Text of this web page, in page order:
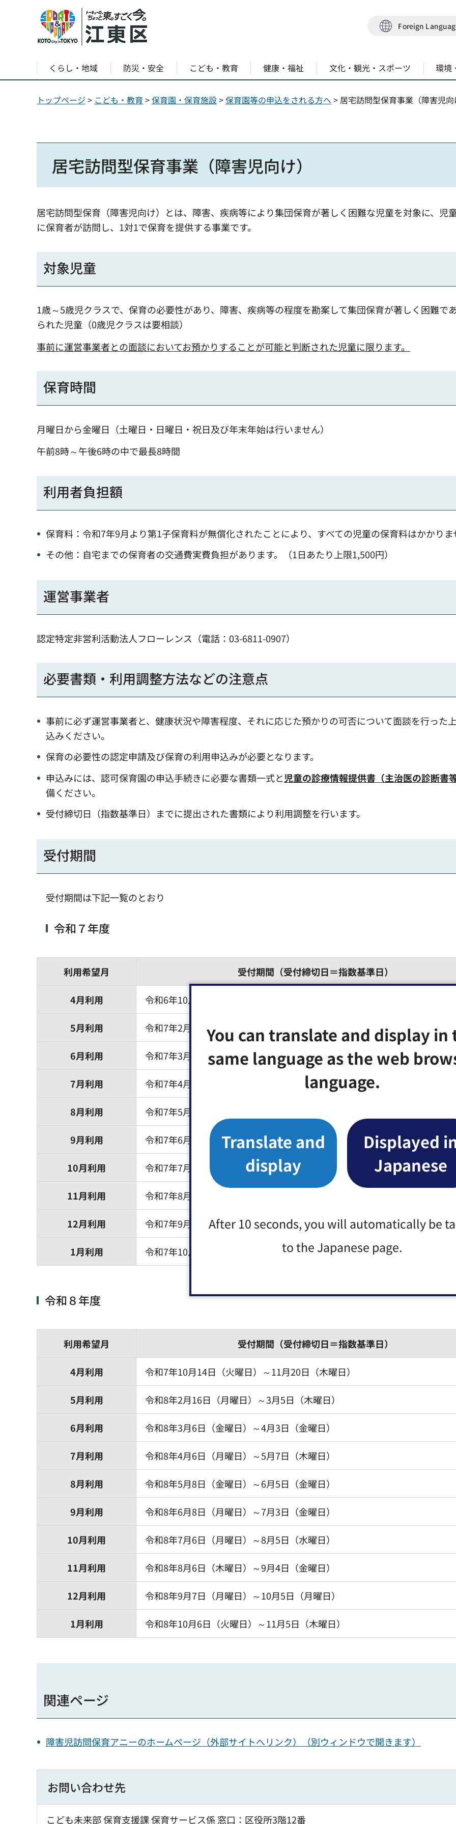
You can translate and display in
same language as the web
language.
Translate and
display
Displayed
Japanese
After 10 seconds, you will automatically be
to the Japanese page.
Foreign
くらし・地域 防災・安全 こども・教育 健康・福祉 文化・観光・スポーツ 環境
トップページ > こども・教育 >保育園・保育施設>保育園等の申込をされる方へ > 居宅訪問型保育事業（障害児向
居宅訪問型保育事業（障害児向け）
居宅訪問型保育（障害児向け）とは、障害、疾病等により集団保育が著しく困難な児童を対象に、児
に保育者が訪問し、1対1で保育を提供する事業です。
対象児童
1歳～5歳児クラスで、保育の必要性があり、障害、疾病等の程度を勘案して集団保育が著しく困難で
られた児童（0歳児クラスは要相談）
事前に運営事業者との面談においてお預かりすることが可能と判断された児童に限ります。
保育時間
月曜日から金曜日（土曜日・日曜日・祝日及び年末年始は行いません）
午前8時～午後6時の中で最長8時間
利用者負担額
保育料：令和7年9月より第1子保育料が無償化されたことにより、すべての児童の保育料はかかりま
その他：自宅までの保育者の交通費実費負担があります。（1日あたり上限1,500円）
運営事業者
認定特定非営利活動法人フローレンス（電話：03-6811-0907）
必要書類・利用調整方法などの注意点
事前に必ず運営事業者と、健康状況や障害程度、それに応じた預かりの可否について面談を行った
込みください。
保育の必要性の認定申請及び保育の利用申込みが必要となります。
申込みには、認可保育園の申込手続きに必要な書類一式と児童の診療情報提供書（主治医の診断書等
備ください。
受付締切日（指数基準日）までに提出された書類により利用調整を行います。
受付期間
受付期間は下記一覧のとおり
令和７年度
利用希望月 受付期間（受付締切日＝指数基準日）
4月利用 令和6年10月15日（火曜日）～11月21日（木曜日）
5月利用 令和7年2月6日（木曜日）～3月5日（水曜日）
6月利用 令和7年3月6日（木曜日）～4月4日（金曜日）
7月利用 令和7年4月7日（月曜日）～5月7日（水曜日）
8月利用 令和7年5月8日（木曜日）～6月5日（木曜日）
9月利用 令和7年6月6日（金曜日）～7月4日（金曜日）
10月利用 令和7年7月7日（月曜日）～8月5日（火曜日）
11月利用 令和7年8月6日（水曜日）～9月5日（金曜日）
12月利用 令和7年9月8日（月曜日）～10月3日（金曜日）
1月利用 令和7年10月6日（月曜日）～11月5日（水曜日）
令和８年度
利用希望月 受付期間（受付締切日＝指数基準日）
4月利用 令和7年10月14日（火曜日）～11月20日（木曜日）
5月利用 令和8年2月16日（月曜日）～3月5日（木曜日）
6月利用 令和8年3月6日（金曜日）～4月3日（金曜日）
7月利用 令和8年4月6日（月曜日）～5月7日（木曜日）
8月利用 令和8年5月8日（金曜日）～6月5日（金曜日）
9月利用 令和8年6月8日（月曜日）～7月3日（金曜日）
10月利用 令和8年7月6日（月曜日）～8月5日（水曜日）
11月利用 令和8年8月6日（木曜日）～9月4日（金曜日）
12月利用 令和8年9月7日（月曜日）～10月5日（月曜日）
1月利用 令和8年10月6日（火曜日）～11月5日（木曜日）
関連ページ
障害児訪問保育アニーのホームページ（外部サイトへリンク）（別ウィンドウで開きます）
お問い合わせ先
こども未来部 保育支援課 保育サービス係 窓口：区役所3階12番